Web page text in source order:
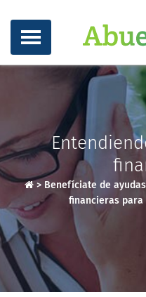
> Benefíciate de
financieras para